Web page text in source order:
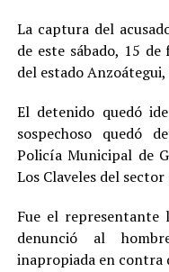
La captura del
de este sábado, 15
del estado
El detenido quedó
sospechoso quedó
Policía Municipal de
Los Claveles del
Fue el representante
denunció al
inapropiada en contra